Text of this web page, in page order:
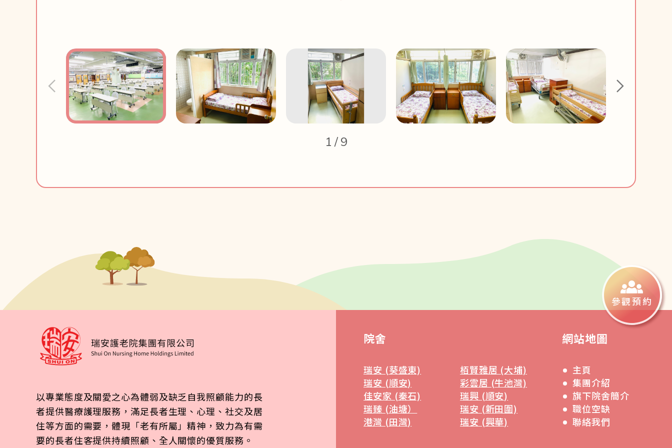
1 / 9
參觀預約
以專業態度及關愛之心為體弱及缺乏自我照顧能力的長
者提供醫療護理服務，滿足長者生理、心理、社交及居
住等方面的需要，體現「老有所屬」精神，致力為有需
要的長者住客提供持續照顧、全人關懷的優質服務。
院舍
瑞安 (葵盛東)
栢賢雅居 (大埔)
瑞安 (順安)
彩雲居 (牛池灣)
佳安家 (秦石)
瑞興 (順安)
瑞臻 (油塘）
瑞安 (新田圍)
港灣 (田灣)
瑞安 (興華)
網站地圖
主頁
集團介紹
旗下院舍簡介
職位空缺
聯絡我們